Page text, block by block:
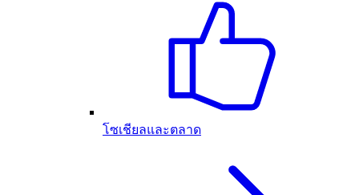
โซเชียลและตลาด